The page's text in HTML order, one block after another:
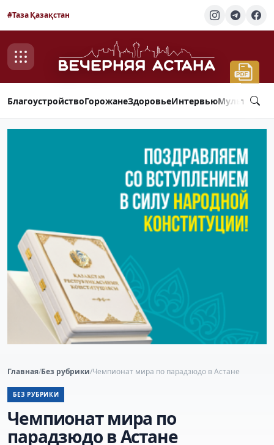
#Таза Қазақстан
БлагоустройствоГорожанеЗдоровьеИнтервью
Главная/Без рубрики/Чемпионат мира по парадзюдо в Астане
БЕЗ РУБРИКИ
Чемпионат мира по
парадзюдо в Астане